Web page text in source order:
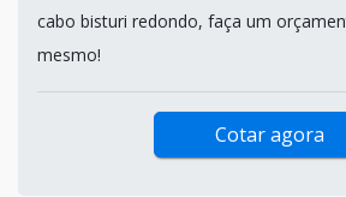
cabo bisturi redondo, faça um
mesmo!
Cotar agora